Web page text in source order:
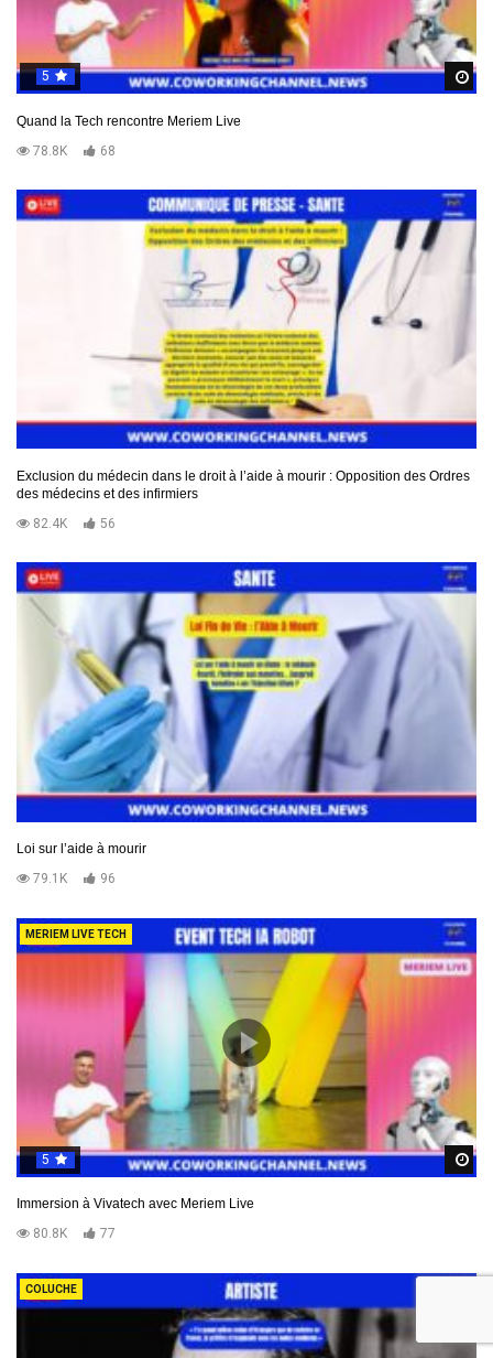
5
Quand la Tech rencontre Meriem Live
78.8K
68
Exclusion du médecin dans le droit à l’aide à mourir : Opposition des Ordres
des médecins et des infirmiers
82.4K
56
Loi sur l’aide à mourir
79.1K
96
MERIEM LIVE TECH
5
Immersion à Vivatech avec Meriem Live
80.8K
77
COLUCHE